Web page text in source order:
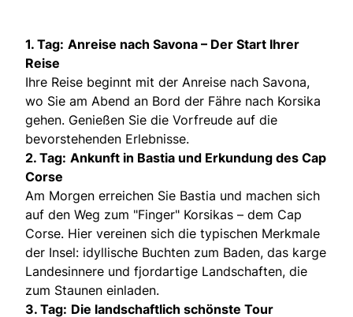
1. Tag: Anreise nach Savona – Der Start Ihrer
Reise
Ihre Reise beginnt mit der Anreise nach Savona,
wo Sie am Abend an Bord der Fähre nach Korsika
gehen. Genießen Sie die Vorfreude auf die
bevorstehenden Erlebnisse.
2. Tag: Ankunft in Bastia und Erkundung des Cap
Corse
Am Morgen erreichen Sie Bastia und machen sich
auf den Weg zum "Finger" Korsikas – dem Cap
Corse. Hier vereinen sich die typischen Merkmale
der Insel: idyllische Buchten zum Baden, das karge
Landesinnere und fjordartige Landschaften, die
zum Staunen einladen.
3. Tag: Die landschaftlich schönste Tour